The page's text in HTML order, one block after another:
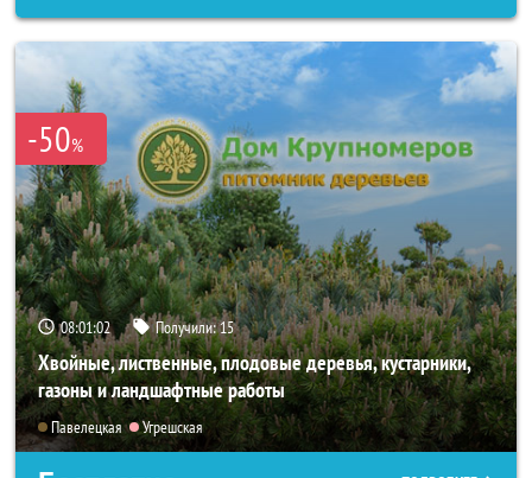
-50%
08:01:00 Получили:15
Хвойные, лиственные, плодовые деревья, кустарники,
газоны и ландшафтные работы
Павелецкая Угрешская